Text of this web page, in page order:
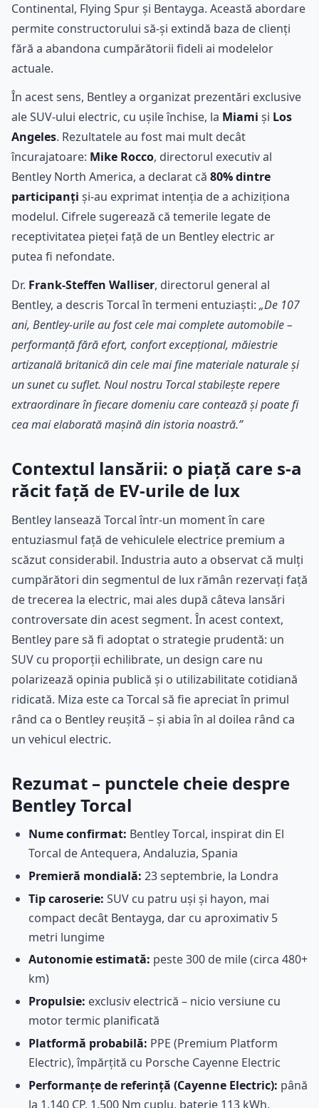
Continental, Flying Spur și Bentayga. Această abordare
permite constructorului să-și extindă baza de clienți
fără a abandona cumpărătorii fideli ai modelelor
actuale.
În acest sens, Bentley a organizat prezentări exclusive
ale SUV-ului electric, cu ușile închise, la Miami și Los
Angeles. Rezultatele au fost mai mult decât
încurajatoare: Mike Rocco, directorul executiv al
Bentley North America, a declarat că 80% dintre
participanți și-au exprimat intenția de a achiziționa
modelul. Cifrele sugerează că temerile legate de
receptivitatea pieței față de un Bentley electric ar
putea fi nefondate.
Dr. Frank-Steffen Walliser, directorul general al
Bentley, a descris Torcal în termeni entuziaști: „De 107
ani, Bentley-urile au fost cele mai complete automobile –
performanță fără efort, confort excepțional, măiestrie
artizanală britanică din cele mai fine materiale naturale și
un sunet cu suflet. Noul nostru Torcal stabilește repere
extraordinare în fiecare domeniu care contează și poate fi
cea mai elaborată mașină din istoria noastră.”
Contextul lansării: o piață care s-a
răcit față de EV-urile de lux
Bentley lansează Torcal într-un moment în care
entuziasmul față de vehiculele electrice premium a
scăzut considerabil. Industria auto a observat că mulți
cumpărători din segmentul de lux rămân rezervați față
de trecerea la electric, mai ales după câteva lansări
controversate din acest segment. În acest context,
Bentley pare să fi adoptat o strategie prudentă: un
SUV cu proporții echilibrate, un design care nu
polarizează opinia publică și o utilizabilitate cotidiană
ridicată. Miza este ca Torcal să fie apreciat în primul
rând ca o Bentley reușită – și abia în al doilea rând ca
un vehicul electric.
Rezumat – punctele cheie despre
Bentley Torcal
Nume confirmat: Bentley Torcal, inspirat din El
Torcal de Antequera, Andaluzia, Spania
Premieră mondială: 23 septembrie, la Londra
Tip caroserie: SUV cu patru uși și hayon, mai
compact decât Bentayga, dar cu aproximativ 5
metri lungime
Autonomie estimată: peste 300 de mile (circa 480+
km)
Propulsie: exclusiv electrică – nicio versiune cu
motor termic planificată
Platformă probabilă: PPE (Premium Platform
Electric), împărțită cu Porsche Cayenne Electric
Performanțe de referință (Cayenne Electric): până
la 1.140 CP, 1.500 Nm cuplu, baterie 113 kWh,